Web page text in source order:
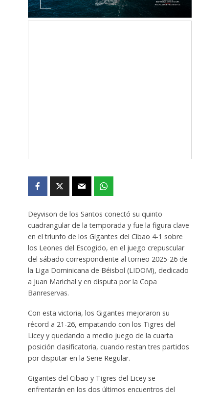
Deyvison de los Santos conectó su quinto
cuadrangular de la temporada y fue la figura clave
en el triunfo de los Gigantes del Cibao 4-1 sobre
los Leones del Escogido, en el juego crepuscular
del sábado correspondiente al torneo 2025-26 de
la Liga Dominicana de Béisbol (LIDOM), dedicado
a Juan Marichal y en disputa por la Copa
Banreservas.
Con esta victoria, los Gigantes mejoraron su
récord a 21-26, empatando con los Tigres del
Licey y quedando a medio juego de la cuarta
posición clasificatoria, cuando restan tres partidos
por disputar en la Serie Regular.
Gigantes del Cibao y Tigres del Licey se
enfrentarán en los dos últimos encuentros del